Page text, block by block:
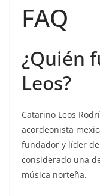
FAQ
¿Quién
Leos?
Catarino Leos
acordeonista
fundador y líder de
considerado una
música norteña.